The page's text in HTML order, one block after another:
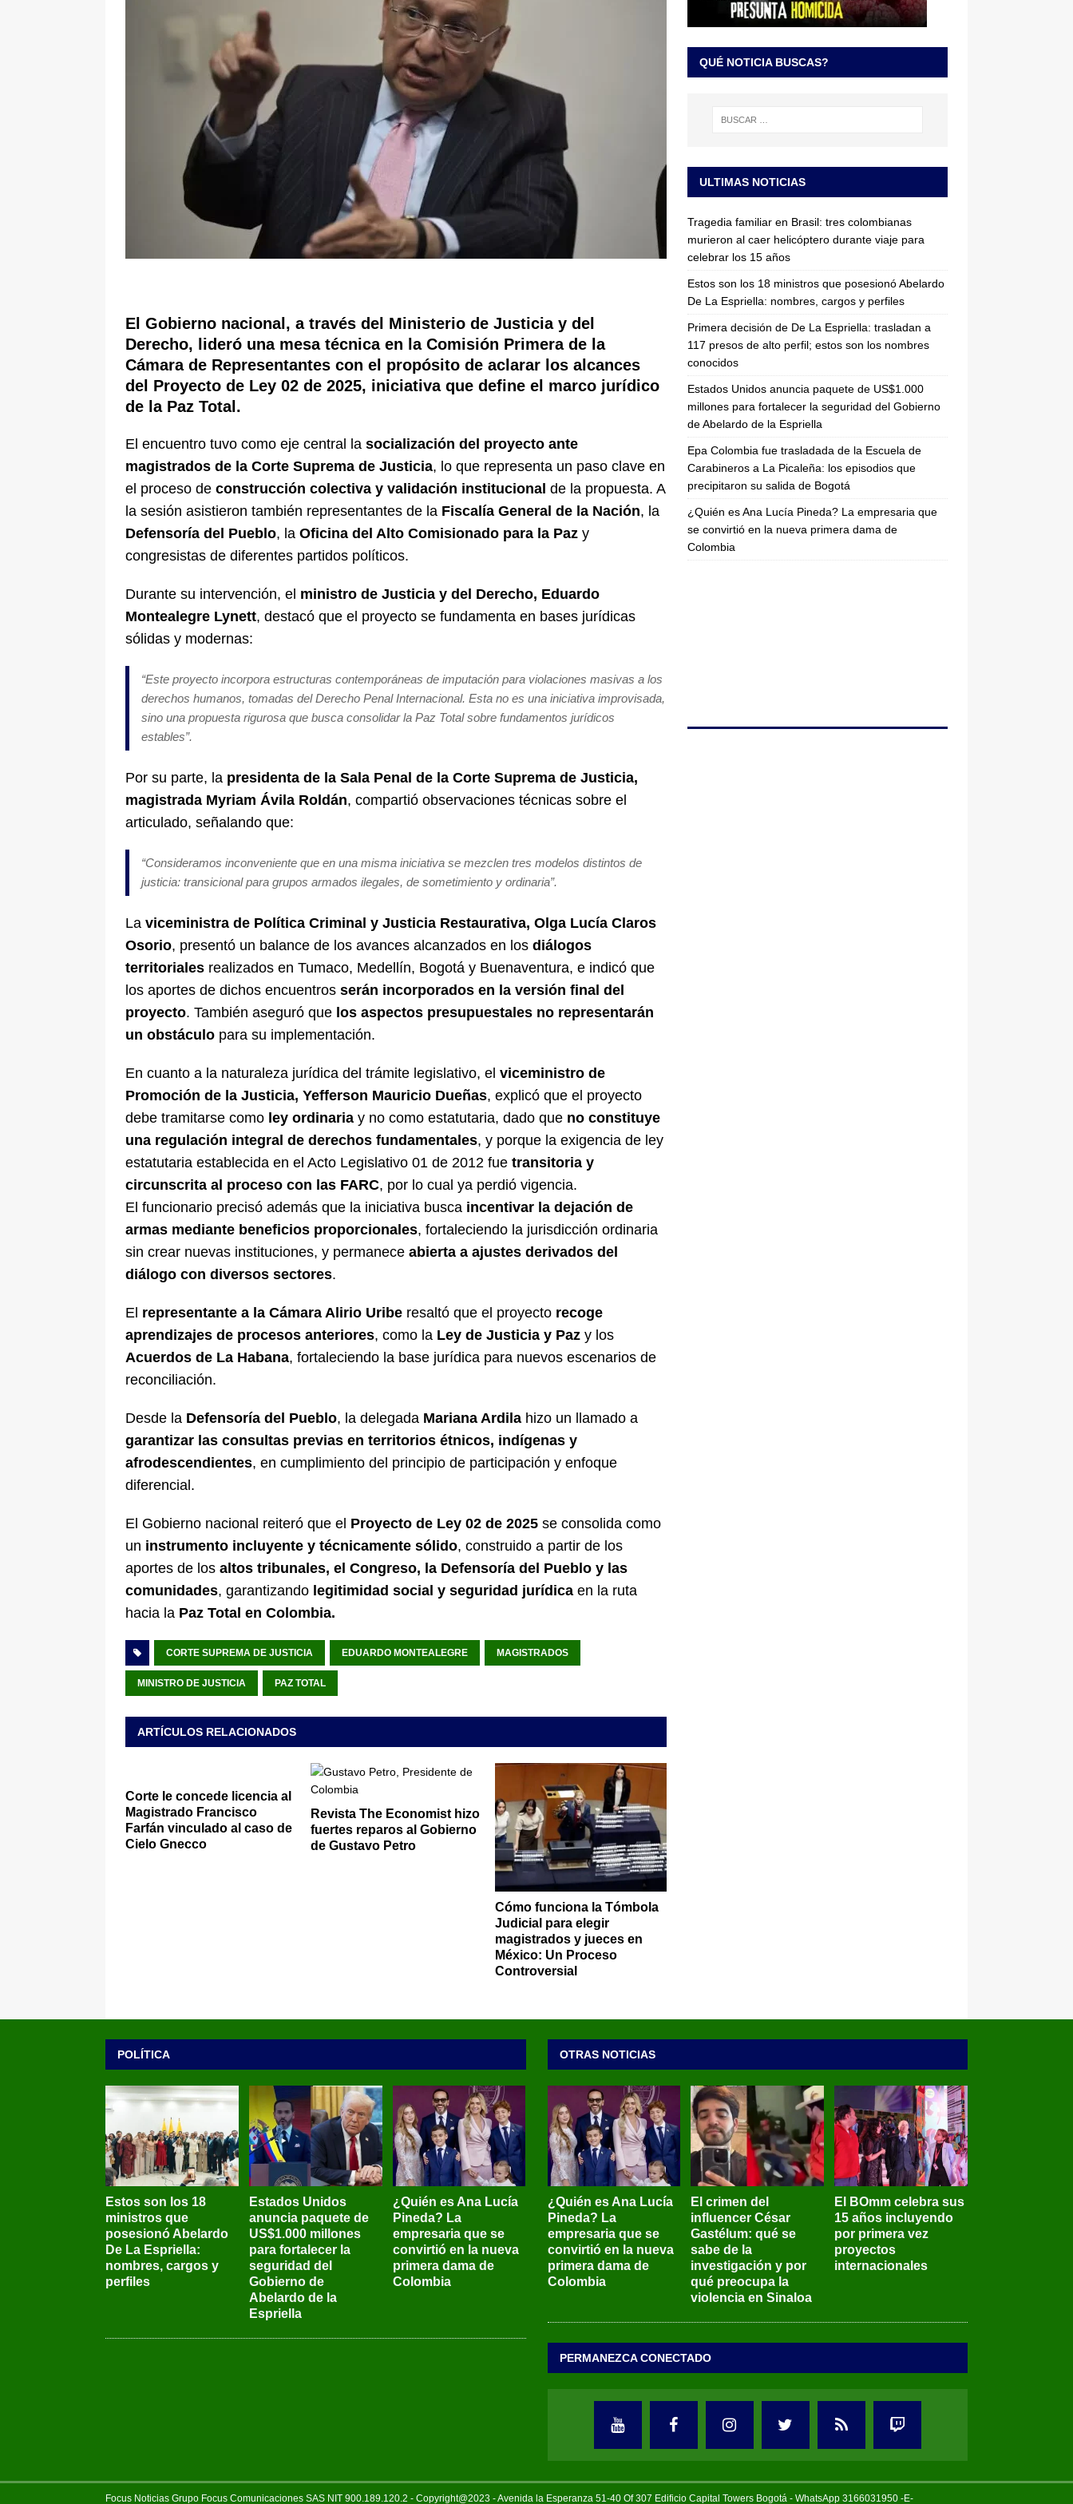
[ 8 de agosto de 2026 ] Epa Colombia fue trasladada de la Escuela de Carabineros a La Picaleña: los
episodios que precipitaron su salida de Bogotá JUDICIALES
El Gobierno nacional, a través del Ministerio de Justicia y del
Derecho, lideró una mesa técnica en la Comisión Primera de la
Cámara de Representantes con el propósito de aclarar los alcances
del Proyecto de Ley 02 de 2025, iniciativa que define el marco jurídico
de la Paz Total .
El encuentro tuvo como eje central la socialización del proyecto ante
magistrados de la Corte Suprema de Justicia, lo que representa un paso clave en
el proceso de construcción colectiva y validación institucional de la propuesta. A
la sesión asistieron también representantes de la Fiscalía General de la Nación, la
Defensoría del Pueblo, la Oficina del Alto Comisionado para la Paz y
congresistas de diferentes partidos políticos.
Durante su intervención, el ministro de Justicia y del Derecho, Eduardo
Montealegre Lynett, destacó que el proyecto se fundamenta en bases jurídicas
sólidas y modernas:
“Este proyecto incorpora estructuras contemporáneas de imputación para violaciones masivas a los
derechos humanos, tomadas del Derecho Penal Internacional. Esta no es una iniciativa improvisada,
sino una propuesta rigurosa que busca consolidar la Paz Total sobre fundamentos jurídicos
estables”.
Por su parte, la presidenta de la Sala Penal de la Corte Suprema de Justicia,
magistrada Myriam Ávila Roldán, compartió observaciones técnicas sobre el
articulado, señalando que:
“Consideramos inconveniente que en una misma iniciativa se mezclen tres modelos distintos de
justicia: transicional para grupos armados ilegales, de sometimiento y ordinaria”.
La viceministra de Política Criminal y Justicia Restaurativa, Olga Lucía Claros
Osorio, presentó un balance de los avances alcanzados en los diálogos
territoriales realizados en Tumaco, Medellín, Bogotá y Buenaventura, e indicó que
los aportes de dichos encuentros serán incorporados en la versión final del
proyecto. También aseguró que los aspectos presupuestales no representarán
un obstáculo para su implementación.
En cuanto a la naturaleza jurídica del trámite legislativo, el viceministro de
Promoción de la Justicia, Yefferson Mauricio Dueñas, explicó que el proyecto
debe tramitarse como ley ordinaria y no como estatutaria, dado que no constituye
una regulación integral de derechos fundamentales, y porque la exigencia de ley
estatutaria establecida en el Acto Legislativo 01 de 2012 fue transitoria y
circunscrita al proceso con las FARC, por lo cual ya perdió vigencia.
El funcionario precisó además que la iniciativa busca incentivar la dejación de
armas mediante beneficios proporcionales, fortaleciendo la jurisdicción ordinaria
sin crear nuevas instituciones, y permanece abierta a ajustes derivados del
diálogo con diversos sectores.
El representante a la Cámara Alirio Uribe resaltó que el proyecto recoge
aprendizajes de procesos anteriores, como la Ley de Justicia y Paz y los
Acuerdos de La Habana, fortaleciendo la base jurídica para nuevos escenarios de
reconciliación.
Desde la Defensoría del Pueblo, la delegada Mariana Ardila hizo un llamado a
garantizar las consultas previas en territorios étnicos, indígenas y
afrodescendientes, en cumplimiento del principio de participación y enfoque
diferencial.
El Gobierno nacional reiteró que el Proyecto de Ley 02 de 2025 se consolida como
un instrumento incluyente y técnicamente sólido, construido a partir de los
aportes de los altos tribunales, el Congreso, la Defensoría del Pueblo y las
comunidades, garantizando legitimidad social y seguridad jurídica en la ruta
hacia la Paz Total en Colombia.
CORTE SUPREMA DE JUSTICIA EDUARDO MONTEALEGRE MAGISTRADOS
MINISTRO DE JUSTICIA PAZ TOTAL
ARTÍCULOS RELACIONADOS
Corte le concede licencia al
Magistrado Francisco
Farfán vinculado al caso de
Cielo Gnecco
Revista The Economist hizo
fuertes reparos al Gobierno
de Gustavo Petro
Cómo funciona la Tómbola
Judicial para elegir
magistrados y jueces en
México: Un Proceso
Controversial
QUÉ NOTICIA BUSCAS?
ULTIMAS NOTICIAS
Tragedia familiar en Brasil: tres colombianas
murieron al caer helicóptero durante viaje para
celebrar los 15 años
Estos son los 18 ministros que posesionó Abelardo
De La Espriella: nombres, cargos y perfiles
Primera decisión de De La Espriella: trasladan a
117 presos de alto perfil; estos son los nombres
conocidos
Estados Unidos anuncia paquete de US$1.000
millones para fortalecer la seguridad del Gobierno
de Abelardo de la Espriella
Epa Colombia fue trasladada de la Escuela de
Carabineros a La Picaleña: los episodios que
precipitaron su salida de Bogotá
¿Quién es Ana Lucía Pineda? La empresaria que
se convirtió en la nueva primera dama de
Colombia
POLÍTICA
Estos son los 18
ministros que
posesionó Abelardo
De La Espriella:
nombres, cargos y
perfiles
Estados Unidos
anuncia paquete de
US$1.000 millones
para fortalecer la
seguridad del
Gobierno de
Abelardo de la
Espriella
¿Quién es Ana Lucía
Pineda? La
empresaria que se
convirtió en la nueva
primera dama de
Colombia
OTRAS NOTICIAS
¿Quién es Ana Lucía
Pineda? La
empresaria que se
convirtió en la nueva
primera dama de
Colombia
El crimen del
influencer César
Gastélum: qué se
sabe de la
investigación y por
qué preocupa la
violencia en Sinaloa
El BOmm celebra sus
15 años incluyendo
por primera vez
proyectos
internacionales
PERMANEZCA CONECTADO
Focus Noticias Grupo Focus Comunicaciones SAS NIT 900.189.120.2 - Copyright@2023 - Avenida la Esperanza 51-40 Of 307 Edificio Capital Towers Bogotá - WhatsApp 3166031950 -E-